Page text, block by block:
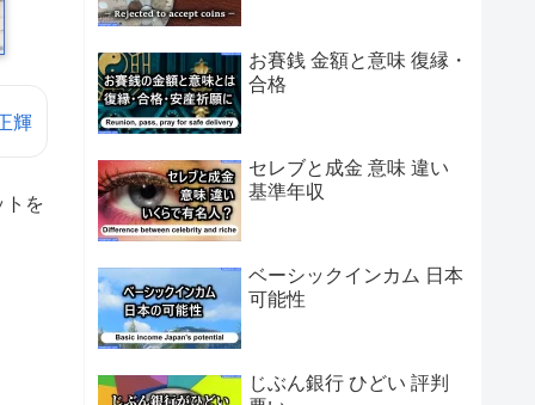
輝
トを
お賽銭 金額と意味 復縁・
合格
セレブと成金 意味 違い
基準年収
ベーシックインカム 日本
可能性
じぶん銀行 ひどい 評判